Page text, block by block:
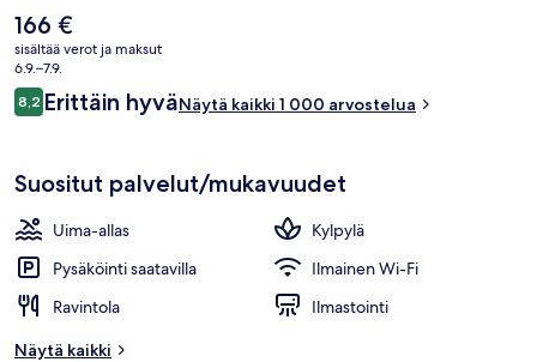
mikroaaltouunit. Matkailijat arvostavat majoituspaikan avuliasta
henkilökuntaa.
Nykyinen
hinta
on
166 €
166 €
sisältää verot ja maksut
6.9.–7.9.
Arvostelut
8,28,2 kautta 10.
Erittäin hyväNäytä kaikki 1 000 arvostelua
Suositut palvelut/mukavuudet
Uima-allas
Kylpylä
Pysäköinti saatavilla
Ilmainen Wi-Fi
Ravintola
Ilmastointi
Näytä kaikki